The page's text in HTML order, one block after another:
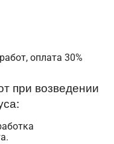
оплата 30%
при возведении